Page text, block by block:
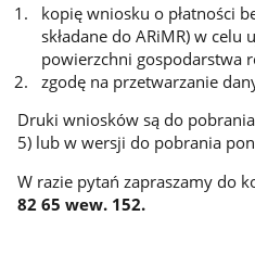
kopię wniosku o płatności
składane do ARiMR) w
powierzchni gospodarstwa
zgodę na przetwarzanie
Druki wniosków są do
5) lub w wersji do pobrania
W razie pytań zapraszamy do
82 65 wew. 152.